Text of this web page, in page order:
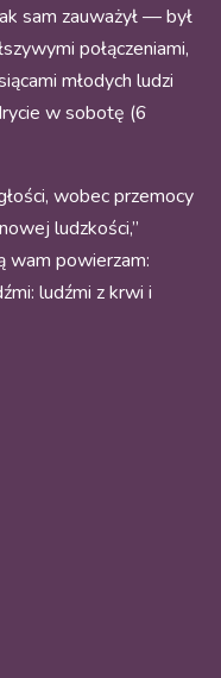
sam zauważył — był
połączeniami,
młodych ludzi
w sobotę (6
wobec przemocy
ludzkości,”
wam powierzam:
ludźmi z krwi i